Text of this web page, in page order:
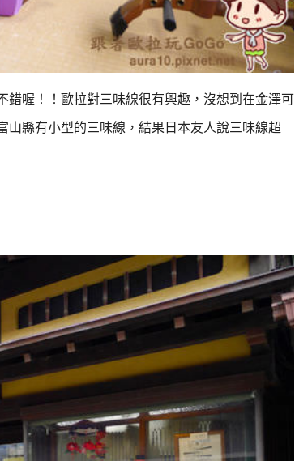
錯喔！！ 歐拉對三味線很有興趣，沒想到在金澤可
山縣有小型的三味線， 結果日本友人說三味線超